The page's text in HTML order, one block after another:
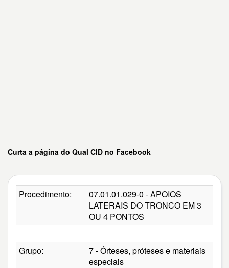
Curta a página do Qual CID no Facebook
Procedimento:
07.01.01.029-0 - APOIOS
LATERAIS DO TRONCO EM 3
OU 4 PONTOS
Grupo:
7 - Órteses, próteses e materiais
especiais